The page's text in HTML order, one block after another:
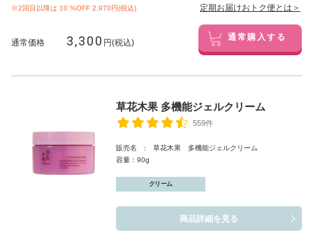
※2回目以降は 10 %OFF 2,970円(税込) 定期お届けおトク便とは＞
通常価格 3,300 円(税込) 通常購入する
草花木果 多機能ジェルクリーム
559件
販売名 : 草花木果 多機能ジェルクリーム
容量：90g
クリーム
商品詳細を見る